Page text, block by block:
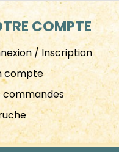
COMPTE
/ Inscription
compte
commandes